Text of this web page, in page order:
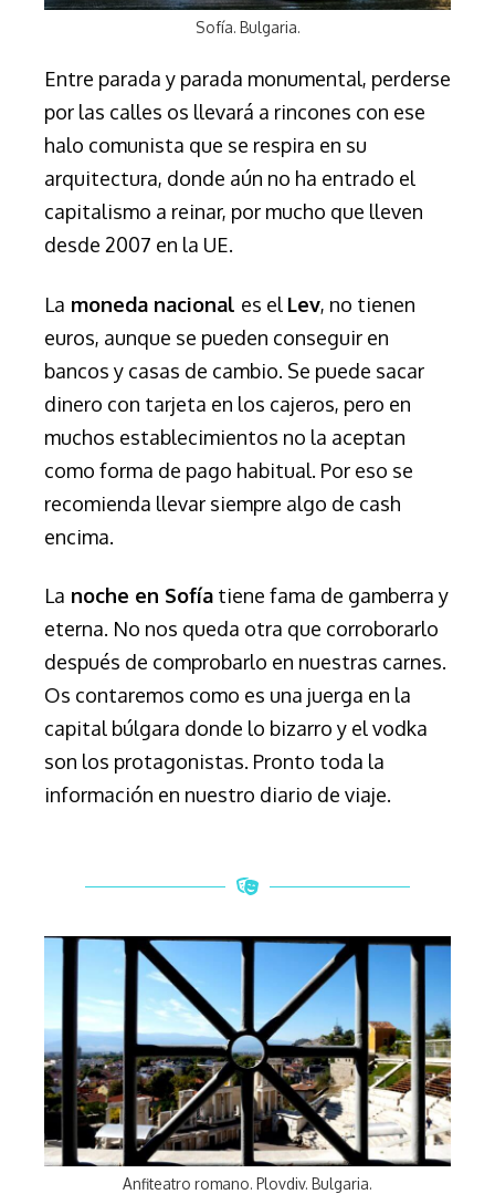
Sofía. Bulgaria.
Entre parada y parada monumental, perderse
por las calles os llevará a rincones con ese
halo comunista que se respira en su
arquitectura, donde aún no ha entrado el
capitalismo a reinar, por mucho que lleven
desde 2007 en la UE.
La moneda nacional es el Lev, no tienen
euros, aunque se pueden conseguir en
bancos y casas de cambio. Se puede sacar
dinero con tarjeta en los cajeros, pero en
muchos establecimientos no la aceptan
como forma de pago habitual. Por eso se
recomienda llevar siempre algo de cash
encima.
La noche en Sofía tiene fama de gamberra y
eterna. No nos queda otra que corroborarlo
después de comprobarlo en nuestras carnes.
Os contaremos como es una juerga en la
capital búlgara donde lo bizarro y el vodka
son los protagonistas. Pronto toda la
información en nuestro diario de viaje.
Anfiteatro romano. Plovdiv. Bulgaria.